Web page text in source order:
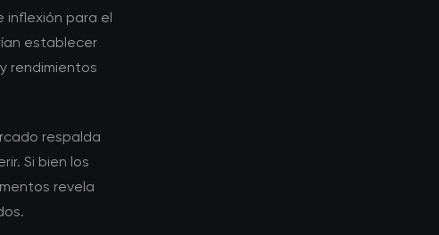
inflexión para el
establecer
rendimientos
respalda
Si bien los
revela